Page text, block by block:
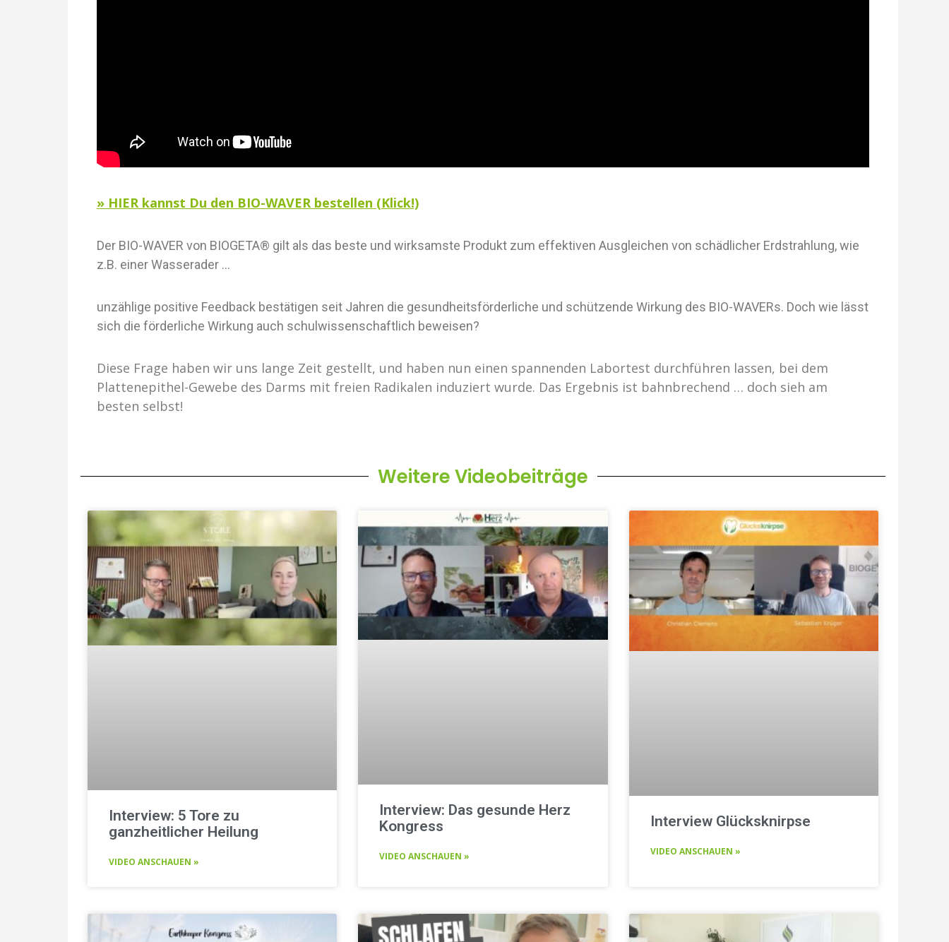
» HIER kannst Du den BIO-WAVER bestellen (Klick!)
Der BIO-WAVER von BIOGETA® gilt als das beste und wirksamste Produkt zum effektiven Ausgleichen von schädlicher Erdstrahlung, wie
z.B. einer Wasserader …
unzählige positive Feedback bestätigen seit Jahren die gesundheitsförderliche und schützende Wirkung des BIO-WAVERs. Doch wie lässt
sich die förderliche Wirkung auch schulwissenschaftlich beweisen?
Diese Frage haben wir uns lange Zeit gestellt, und haben nun einen spannenden Labortest durchführen lassen, bei dem
Plattenepithel-Gewebe des Darms mit freien Radikalen induziert wurde. Das Ergebnis ist bahnbrechend … doch sieh am
besten selbst!
Weitere Videobeiträge
Interview: 5 Tore zu
ganzheitlicher Heilung
VIDEO ANSCHAUEN »
Interview: Das gesunde Herz
Kongress
VIDEO ANSCHAUEN »
Interview Glücksknirpse
VIDEO ANSCHAUEN »